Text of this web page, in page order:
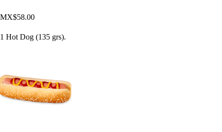
MX$58.00
1 Hot Dog (135 grs).